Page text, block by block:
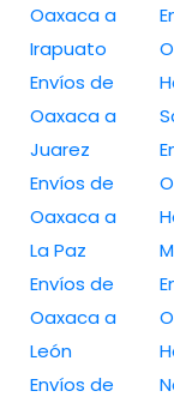
Oaxaca a
Irapuato
Envíos de
Oaxaca a
Juarez
Envíos de
Oaxaca a
La Paz
Envíos de
Oaxaca a
León
Envíos de